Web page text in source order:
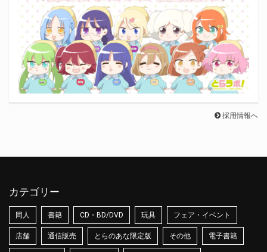
採用情報へ
カテゴリー
同人 書籍 CD・BD/DVD 玩具 フェア・イベント
店舗 通信販売 とらのあな限定版 その他 電子書籍